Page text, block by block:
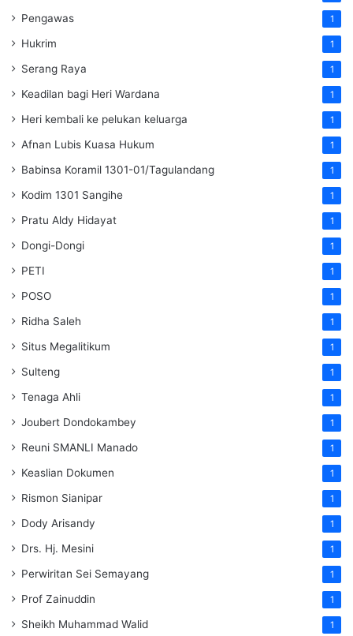
Pengawas 1
Hukrim 1
Serang Raya 1
Keadilan bagi Heri Wardana 1
Heri kembali ke pelukan keluarga 1
Afnan Lubis Kuasa Hukum 1
Babinsa Koramil 1301-01/Tagulandang 1
Kodim 1301 Sangihe 1
Pratu Aldy Hidayat 1
Dongi-Dongi 1
PETI 1
POSO 1
Ridha Saleh 1
Situs Megalitikum 1
Sulteng 1
Tenaga Ahli 1
Joubert Dondokambey 1
Reuni SMANLI Manado 1
Keaslian Dokumen 1
Rismon Sianipar 1
Dody Arisandy 1
Drs. Hj. Mesini 1
Perwiritan Sei Semayang 1
Prof Zainuddin 1
Sheikh Muhammad Walid 1